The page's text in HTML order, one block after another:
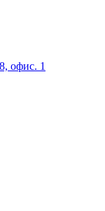
офис. 1